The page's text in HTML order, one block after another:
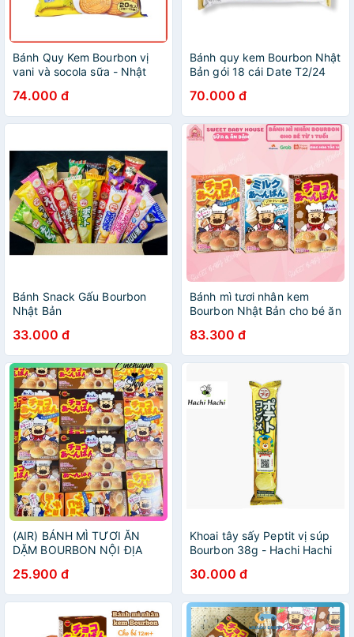
Bánh Quy Kem Bourbon vị
vani và socola sữa - Nhật
74.000 đ
Bánh quy kem Bourbon Nhật
Bản gói 18 cái Date T2/24
70.000 đ
Bánh Snack Gấu Bourbon
Nhật Bản
33.000 đ
Bánh mì tươi nhân kem
Bourbon Nhật Bản cho bé ăn
- Sweet Baby House
83.300 đ
(AIR) BÁNH MÌ TƯƠI ĂN
DẶM BOURBON NỘI ĐỊA
25.900 đ
Khoai tây sấy Peptit vị súp
Bourbon 38g - Hachi Hachi
30.000 đ